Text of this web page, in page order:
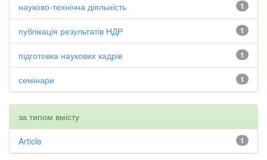
1
науково-технічна діяльність
1
публікація результатів НДР
1
підготовка наукових кадрів
1
семінари
за типом вмісту
1
Article